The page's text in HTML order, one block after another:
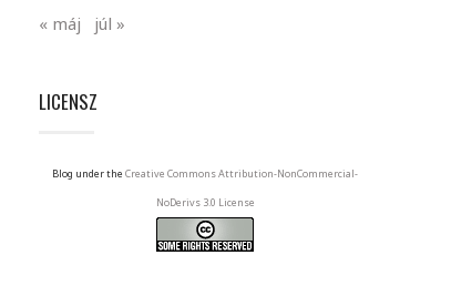
« máj júl »
LICENSZ
Blog under the Creative Commons Attribution-NonCommercial-
NoDerivs 3.0 License